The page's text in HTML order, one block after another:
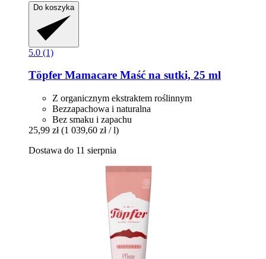
Do koszyka
5.0 (1)
Töpfer Mamacare Maść na sutki, 25 ml
Z organicznym ekstraktem roślinnym
Bezzapachowa i naturalna
Bez smaku i zapachu
25,99 zł (1 039,60 zł / l)
Dostawa do 11 sierpnia